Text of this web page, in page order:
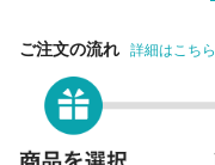
ご注文の流れ 詳細はこちら